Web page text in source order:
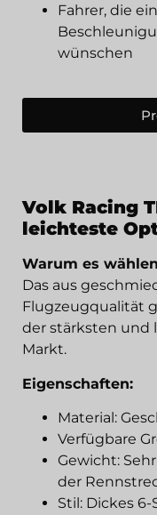
Fahrer, die
wünschen
Volk Racing
leichteste
Warum es
Das aus
Flugzeugqualität
der stärksten und
Markt.
Eigenschaften:
Material:
Verfügbare
Gewicht:
der
Stil: Dickes